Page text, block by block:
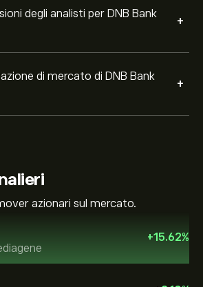
degli analisti per DNB Bank
+
di mercato di DNB Bank
+
azionari sul mercato.
+15.62%